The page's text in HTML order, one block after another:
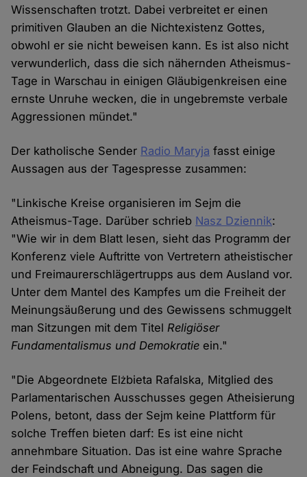
Wissenschaften trotzt. Dabei verbreitet er einen
primitiven Glauben an die Nichtexistenz Gottes,
obwohl er sie nicht beweisen kann. Es ist also nicht
verwunderlich, dass die sich nähernden Atheismus-
Tage in Warschau in einigen Gläubigenkreisen eine
ernste Unruhe wecken, die in ungebremste verbale
Aggressionen mündet."
Der katholische Sender Radio Maryja fasst einige
Aussagen aus der Tagespresse zusammen:
"Linkische Kreise organisieren im Sejm die
Atheismus-Tage. Darüber schrieb Nasz Dziennik:
"Wie wir in dem Blatt lesen, sieht das Programm der
Konferenz viele Auftritte von Vertretern atheistischer
und Freimaurerschlägertrupps aus dem Ausland vor.
Unter dem Mantel des Kampfes um die Freiheit der
Meinungsäußerung und des Gewissens schmuggelt
man Sitzungen mit dem TitelReligiöser
Fundamentalismus und Demokratie ein."
"Die Abgeordnete Elżbieta Rafalska, Mitglied des
Parlamentarischen Ausschusses gegen Atheisierung
Polens, betont, dass der Sejm keine Plattform für
solche Treffen bieten darf: Es ist eine nicht
annehmbare Situation. Das ist eine wahre Sprache
der Feindschaft und Abneigung. Das sagen die